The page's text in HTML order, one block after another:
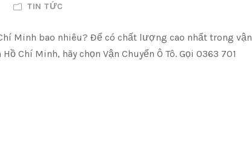
TIN TỨC
Minh bao nhiêu? Để có chất lượng cao nhất trong vận
Chí Minh, hãy chọn Vận Chuyển Ô Tô. Gọi 0363 701